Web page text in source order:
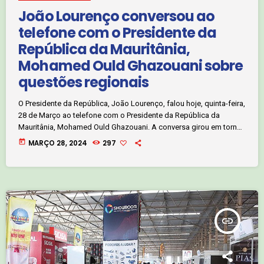
João Lourenço conversou ao
telefone com o Presidente da
República da Mauritânia,
Mohamed Ould Ghazouani sobre
questões regionais
O Presidente da República, João Lourenço, falou hoje, quinta-feira,
28 de Março ao telefone com o Presidente da República da
Mauritânia, Mohamed Ould Ghazouani. A conversa girou em torno
de questões regionais, tendo o Presidente Ould Ghazouani, na sua
today MARÇO 28, 2024 297
insert_link